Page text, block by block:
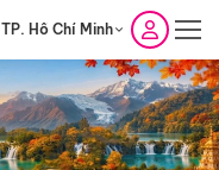
TP. Hồ Chí Minh